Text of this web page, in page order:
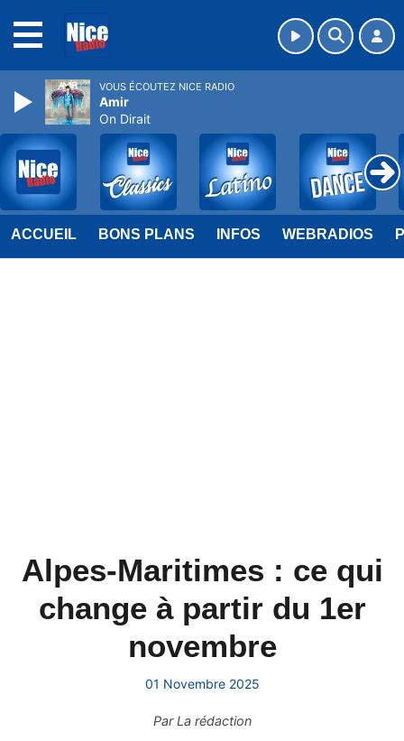
ACCUEIL BONS PLANS INFOS WEBRADIOS
Alpes-Maritimes : ce qui
change à partir du 1er
novembre
01 Novembre 2025
ParLa rédaction
VOUS ÉCOUTEZ NICE RADIO
Amir
On Dirait